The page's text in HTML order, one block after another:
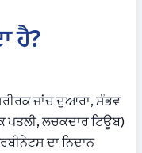
ਹੈ?
ਜਾਂਚ ਦੁਆਰਾ, ਸੰਭਵ
ਲਚਕਦਾਰ ਟਿਊਬ)
ਦਾ ਨਿਦਾਨ